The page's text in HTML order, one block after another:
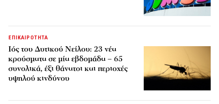
ΕΠΙΚΑΙΡΟΤΗΤΑ
Ιός του Δυτικού Νείλου: 23 νέα
κρούσματα σε μία εβδομάδα – 65
συνολικά, έξι θάνατοι και περιοχές
υψηλού κινδύνου